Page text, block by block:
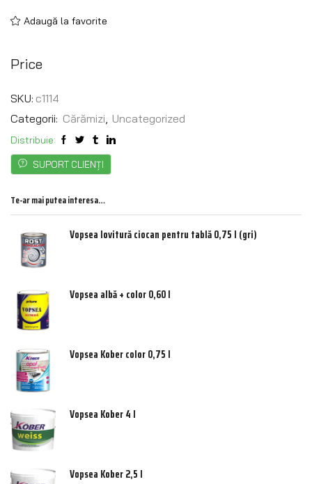
Adaugă la favorite
Price
SKU: c1114
Categorii: Cărămizi Uncategorized
Distribuie:
SUPORT CLIENȚI
Te-ar mai putea interesa…
Vopsea lovitură ciocan pentru tablă 0,75 l (gri)
Vopsea albă + color 0,60 l
Vopsea Kober color 0,75 l
Vopsea Kober 4 l
Vopsea Kober 2,5 l